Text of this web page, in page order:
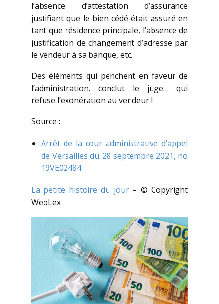
l’absence d’attestation d’assurance
justifiant que le bien cédé était assuré en
tant que résidence principale, l’absence de
justification de changement d’adresse par
le vendeur à sa banque, etc.
Des éléments qui penchent en faveur de
l’administration, conclut le juge… qui
refuse l’exonération au vendeur !
Source :
Arrêt de la cour administrative d’appel
de Versailles du 28 septembre 2021, no
19VE02484
La petite histoire du jour– © Copyright
WebLex